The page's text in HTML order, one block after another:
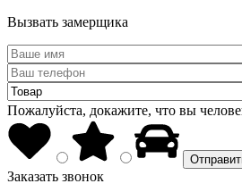
Вызвать замерщика
Пожалуйста, докажите, что вы
Заказать звонок